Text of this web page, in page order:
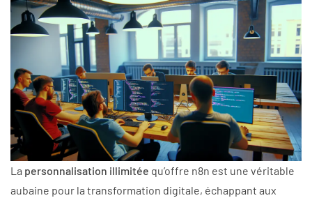
La personnalisation illimitée qu’offre n8n est une véritable
aubaine pour la transformation digitale, échappant aux